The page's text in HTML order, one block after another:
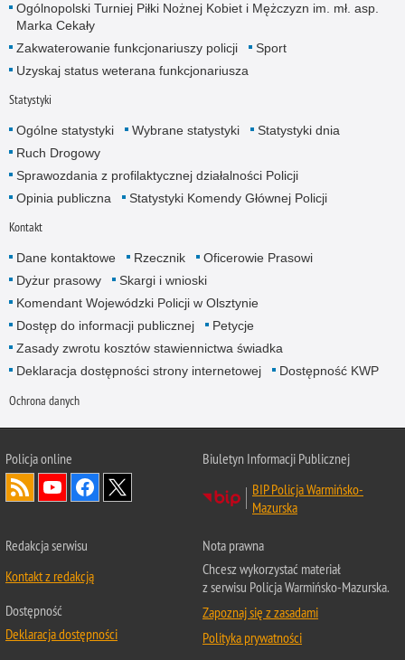
Ogólnopolski Turniej Piłki Nożnej Kobiet i Mężczyzn im. mł. asp.
Marka Cekały
Zakwaterowanie funkcjonariuszy policji
Sport
Uzyskaj status weterana funkcjonariusza
Statystyki
Ogólne statystyki Wybrane statystyki
Statystyki dnia
Ruch Drogowy
Sprawozdania z profilaktycznej działalności Policji
Opinia publiczna
Statystyki Komendy Głównej Policji
Kontakt
Dane kontaktowe Rzecznik
Oficerowie Prasowi
Dyżur prasowy
Skargi i wnioski
Komendant Wojewódzki Policji w Olsztynie
Dostęp do informacji publicznej
Petycje
Zasady zwrotu kosztów stawiennictwa świadka
Deklaracja dostępności strony internetowej
Dostępność KWP
Ochrona danych
Policja online
Biuletyn Informacji Publicznej
BIP Policja Warmińsko-
Mazurska
Redakcja serwisu
Kontakt z redakcją
Dostępność
Deklaracja dostępności
Nota prawna
Chcesz wykorzystać materiał
z serwisu Policja Warmińsko-Mazurska.
Zapoznaj się z zasadami
Polityka prywatności